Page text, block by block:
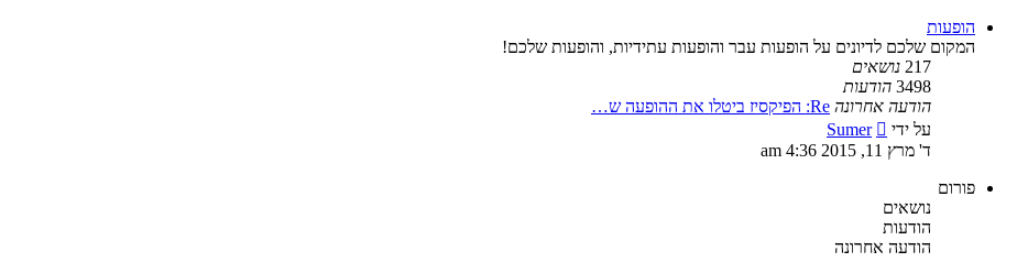
הופעות
המקום שלכם לדיונים על הופעות עבר והופעות עתידיות, והופעות שלכם!
217 נושאים
3498 הודעות
הודעה אחרונה Re: הפיקסיז ביטלו את ההופעה ש…
על ידי
Sumer
בהודעה
ד' מרץ 11, 2015 4:36 am
פורום
נושאים
הודעות
הודעה אחרונה